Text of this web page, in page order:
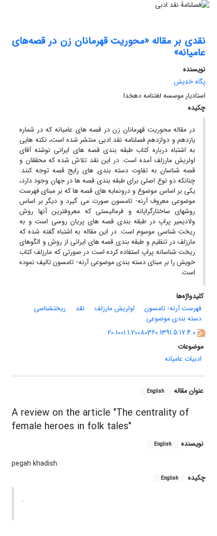
نقدی بر مقاله «محوریت قهرمانان زن در قصه‌های
عامیانه»
نویسنده
پگاه خدیش
استادیار موسسه لغتنامه دهخدا
چکیده
در مقاله محوریت قهرمانان زن در قصه های عامیانه که در شماره
یازدهم و دوازدهم فصلنامه نقد ادبی منتشر شده است، نکته هایی
به اشتباه درباره کتاب طبقه بندی قصه های ایرانی نوشته آقای
اولریش مارزلف آمده است. در این نقد تلاش شده که محققان و
قصه شناسان به تفاوت دسته بندی های رایج قصه توجه کنند.
چنانکه دو نوع اصلی برای طبقه بندی قصه ها در جهان وجود دارد،
یکی بر اساس موضوع و درونمایه های قصه ها که بر مبنای فهرست
موضوعی معروف آرنه- تامسون صورت می گیرد و دیگر بر اساس
روشهای ساختارگرایانه و فرمالیستی که معروفترین آنها روش
ولادیمیر پراپ در طبقه بندی قصه های پریان روسی است و به
ریخت شناسی موسوم است. در این مقاله به اشتباه گفته شده که
مارزلف در تنظیم و طبقه بندی قصه های ایرانی از روش و الگوهای
ریخت شناسانه پراپ استفاده کرده است در صورتی که مارزلف کتاب
خویش را بر مبنای دسته بندی موضوعی آرنه- تامسون تالیف نموده
است.
کلیدواژه‌ها
فهرست آرنه- تامسون
اولریش مارزلف نقد
ریختشناسی
دسته بندی موضوعی
20.1001.1.20080360.1391.5.17.4.0
موضوعات
ادبیات عامیانه
عنوان مقاله English
A review on the article "The centrality of
female heroes in folk tales"
نویسنده English
pegah khadish
چکیده
English
.